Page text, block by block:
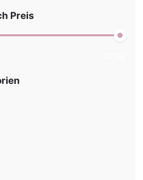
Preis